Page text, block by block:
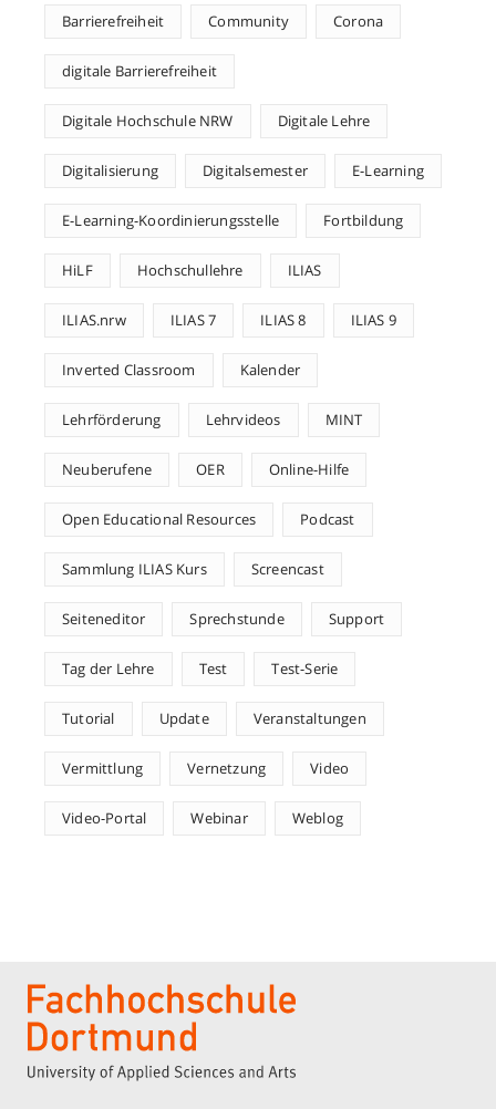
Barrierefreiheit Community Corona
digitale Barrierefreiheit
Digitale Hochschule NRW Digitale Lehre
Digitalisierung Digitalsemester E-Learning
E-Learning-Koordinierungsstelle Fortbildung
HiLF Hochschullehre ILIAS
ILIAS.nrw ILIAS 7 ILIAS 8 ILIAS 9
Inverted Classroom Kalender
Lehrförderung Lehrvideos MINT
Neuberufene OER Online-Hilfe
Open Educational Resources Podcast
Sammlung ILIAS Kurs Screencast
Seiteneditor Sprechstunde Support
Tag der Lehre Test Test-Serie
Tutorial Update Veranstaltungen
Vermittlung Vernetzung Video
Video-Portal Webinar Weblog